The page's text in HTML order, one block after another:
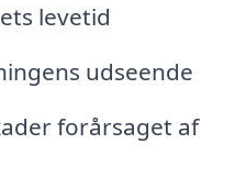
levetid
udseende
forårsaget af